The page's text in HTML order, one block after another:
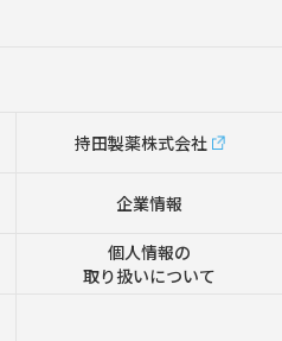
持田製薬株式会社
企業情報
個人情報の
取り扱いについて